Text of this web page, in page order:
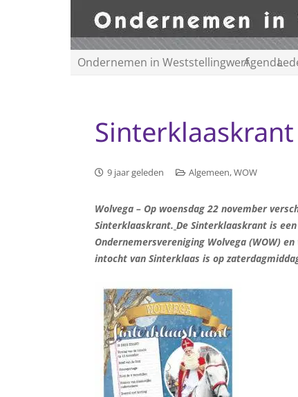
Ondernemen in WeststellingwerfAgenda
9 jaar geleden Algemeen,WOW
Wolvega – Op woensdag 22 november
Sinterklaaskrant. De Sinterklaaskrant is
Ondernemersvereniging Wolvega (WOW)
intocht van Sinterklaas is op